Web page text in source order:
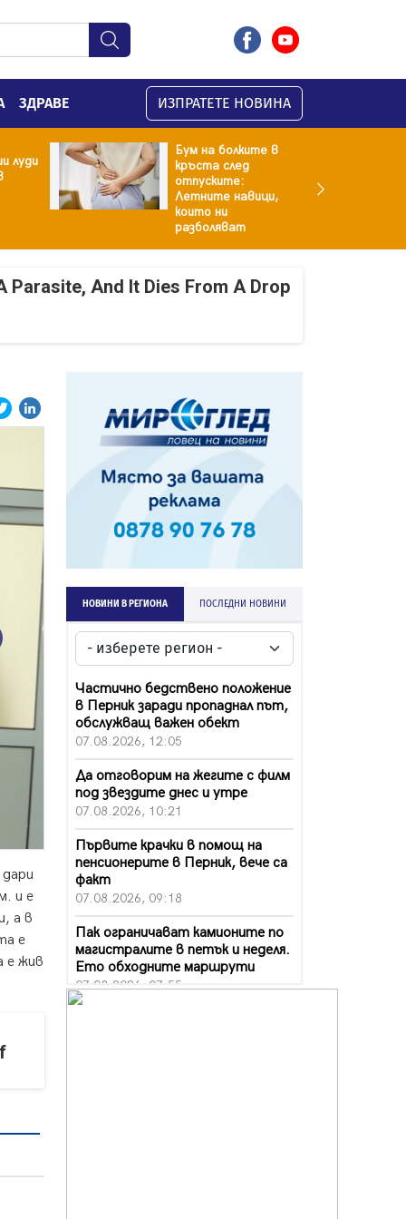
ЗДРАВЕ ИЗПРАТЕТЕ НОВИНА
луди
Бум на болките в
кръста след
отпуските:
Летните навици,
които ни
разболяват
Parasite, And It Dies From A Drop
и е
а в
е
е жив
НОВИНИ В РЕГИОНА ПОСЛЕДНИ НОВИНИ
Частично бедствено положение
в Перник заради пропаднал път,
обслужващ важен обект
07.08.2026, 12:05
Да отговорим на жегите с филм
под звездите днес и утре
07.08.2026, 10:21
Първите крачки в помощ на
пенсионерите в Перник, вече са
факт
07.08.2026, 09:18
Пак ограничават камионите по
магистралите в петък и неделя.
Ето обходните маршрути
07.08.2026, 07:55